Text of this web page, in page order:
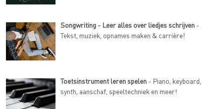
Songwriting - Leer alles over liedjes schrijven -
Tekst, muziek, opnames maken & carrière!
Toetsinstrument leren spelen - Piano, keyboard,
synth, aanschaf, speeltechniek en meer!